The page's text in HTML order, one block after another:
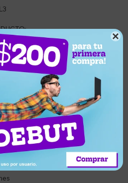

para mujer, diseñados para
en cada paso. Su
y suela con plataforma los
opción para complementar looks
y personalidad para el uso